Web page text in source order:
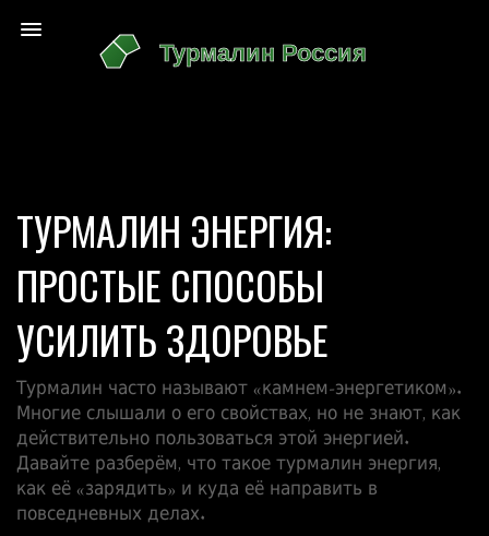
ТУРМАЛИН ЭНЕРГИЯ:
ПРОСТЫЕ СПОСОБЫ
УСИЛИТЬ ЗДОРОВЬЕ
Турмалин часто называют «камнем‑энергетиком».
Многие слышали о его свойствах, но не знают, как
действительно пользоваться этой энергией.
Давайте разберём, что такое турмалин энергия,
как её «зарядить» и куда её направить в
повседневных делах.